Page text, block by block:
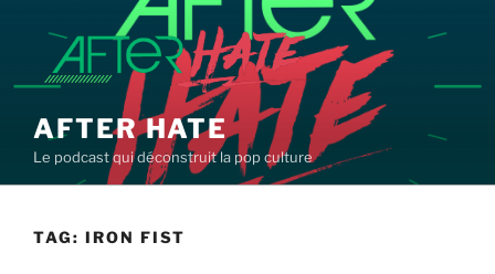
contenu
principal
AFTER HATE
Le podcast qui déconstruit la pop culture
TAG: IRON FIST